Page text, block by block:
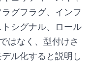
グフラグ、インフ
シグナル、ロール
はなく、型付けさ
ル化すると説明し